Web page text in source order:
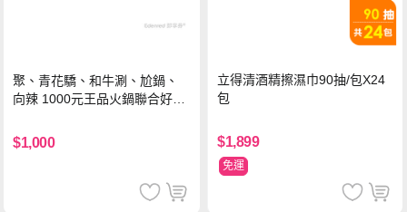
聚、青花驕、和牛涮、尬鍋、
向辣 1000元王品火鍋聯合好禮
$1,000
立得清酒精擦濕巾90抽/包X24
包
$1,899
免運